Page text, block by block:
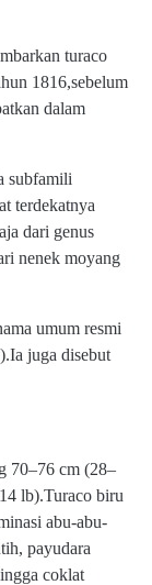
turaco
1816,sebelum
dalam
subfamili
terdekatnya
dari genus
nenek moyang
umum resmi
juga disebut
70–76 cm (28–
lb).Turaco biru
abu-abu-
payudara
coklat